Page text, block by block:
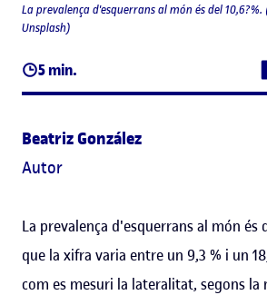
5 min.
La prevalença d'esquerrans al món és del
Unsplash)
Beatriz González
Autor
La prevalença d'esquerrans al món és
que la xifra varia entre un 9,3 % i un
com es mesuri la lateralitat, segons la